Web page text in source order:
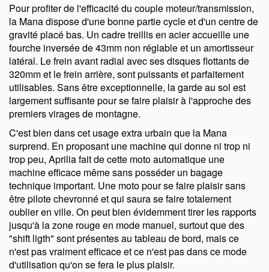
Pour profiter de l'efficacité du couple moteur/transmission,
la Mana dispose d'une bonne partie cycle et d'un centre de
gravité placé bas. Un cadre treillis en acier accueille une
fourche inversée de 43mm non réglable et un amortisseur
latéral. Le frein avant radial avec ses disques flottants de
320mm et le frein arrière, sont puissants et parfaitement
utilisables. Sans être exceptionnelle, la garde au sol est
largement suffisante pour se faire plaisir à l'approche des
premiers virages de montagne.
C'est bien dans cet usage extra urbain que la Mana
surprend. En proposant une machine qui donne ni trop ni
trop peu, Aprilia fait de cette moto automatique une
machine efficace même sans posséder un bagage
technique important. Une moto pour se faire plaisir sans
être pilote chevronné et qui saura se faire totalement
oublier en ville. On peut bien évidemment tirer les rapports
jusqu'à la zone rouge en mode manuel, surtout que des
shift ligth sont présentes au tableau de bord, mais ce
n'est pas vraiment efficace et ce n'est pas dans ce mode
d'utilisation qu'on se fera le plus plaisir.